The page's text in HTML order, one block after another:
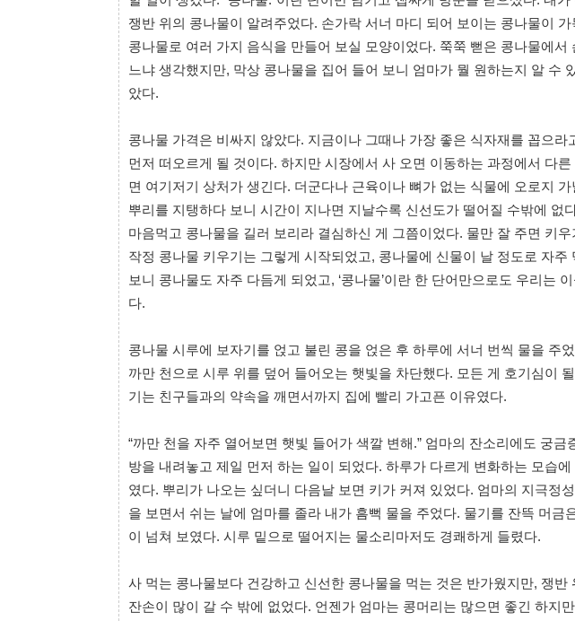
쟁반 위의 콩나물이 알려주었다. 손가락 서너 마디 되어 보이는 콩나물이
콩나물로 여러 가지 음식을 만들어 보실 모양이었다. 쭉쭉 뻗은 콩나물에서
느냐 생각했지만, 막상 콩나물을 집어 들어 보니 엄마가 뭘 원하는지 알 수
았다.
콩나물 가격은 비싸지 않았다. 지금이나 그때나 가장 좋은 식자재를 꼽으라
먼저 떠오르게 될 것이다. 하지만 시장에서 사 오면 이동하는 과정에서 다
면 여기저기 상처가 생긴다. 더군다나 근육이나 뼈가 없는 식물에 오로지
뿌리를 지탱하다 보니 시간이 지나면 지날수록 신선도가 떨어질 수밖에 없
마음먹고 콩나물을 길러 보리라 결심하신 게 그쯤이었다. 물만 잘 주면 키
작정 콩나물 키우기는 그렇게 시작되었고, 콩나물에 신물이 날 정도로 자주
보니 콩나물도 자주 다듬게 되었고, ‘콩나물’이란 한 단어만으로도 우리는
다.
콩나물 시루에 보자기를 얹고 불린 콩을 얹은 후 하루에 서너 번씩 물을 주
까만 천으로 시루 위를 덮어 들어오는 햇빛을 차단했다. 모든 게 호기심이
기는 친구들과의 약속을 깨면서까지 집에 빨리 가고픈 이유였다.
“까만 천을 자주 열어보면 햇빛 들어가 색깔 변해.” 엄마의 잔소리에도 궁금
방을 내려놓고 제일 먼저 하는 일이 되었다. 하루가 다르게 변화하는 모습
였다. 뿌리가 나오는 싶더니 다음날 보면 키가 커져 있었다. 엄마의 지극정
을 보면서 쉬는 날에 엄마를 졸라 내가 흠뻑 물을 주었다. 물기를 잔뜩 머금
이 넘쳐 보였다. 시루 밑으로 떨어지는 물소리마저도 경쾌하게 들렸다.
사 먹는 콩나물보다 건강하고 신선한 콩나물을 먹는 것은 반가웠지만, 쟁반
잔손이 많이 갈 수 밖에 없었다. 언젠가 엄마는 콩머리는 많으면 좋긴 하지